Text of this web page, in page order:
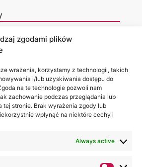
zgodami plików
wrażenia, korzystamy z technologii, takich
i/lub uzyskiwania dostępu do
na te technologie pozwoli nam
zachowanie podczas przeglądania lub
tej stronie. Brak wyrażenia zgody lub
wpłynąć na niektóre cechy i
Always active
Місцезнаходження
Академії
WSEI
вул.
Ви можете
знайти нас
за: